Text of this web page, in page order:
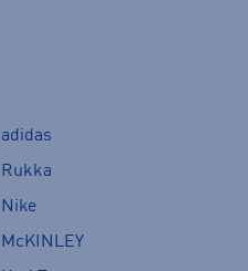
adidas
Rukka
Nike
McKINLEY